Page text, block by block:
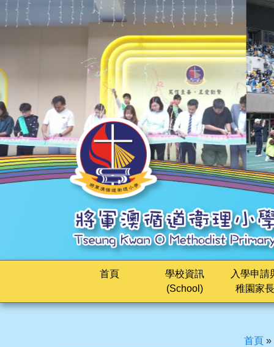
首頁
學校資訊
(School)
入學申請
稚園家
首頁»